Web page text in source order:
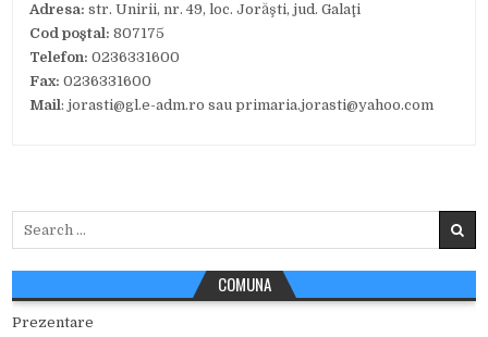
Adresa: str. Unirii, nr. 49, loc. Jorăşti, jud. Galaţi
Cod poştal: 807175
Telefon: 0236331600
Fax: 0236331600
Mail: jorasti@gl.e-adm.ro sau primaria.jorasti@yahoo.com
COMUNA
Prezentare